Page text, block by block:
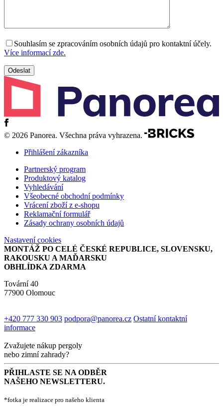
Souhlasím se zpracováním osobních údajů pro kontaktní účely.
Více informací zde.
© 2026 Panorea. Všechna práva vyhrazena.
Přihlášení zákazníka
Partnerský program
Produktový katalog
Vyhledávání
Všeobecné obchodní podmínky
Vrácení zboží z e-shopu
Reklamační formulář
Zásady ochrany osobních údajů
Nastavení cookies
MONTÁŽ PO CELÉ ČESKÉ REPUBLICE, SLOVENSKU,
RAKOUSKU A MAĎARSKU
OBHLÍDKA ZDARMA
Tovární 40
77900 Olomouc
+420 777 330 903 podpora@panorea.cz Ostatní kontaktní
informace
Zvažujete nákup pergoly
nebo zimní zahrady?
PŘIHLASTE SE NA ODBĚR
NAŠEHO NEWSLETTERU.
*fotka je realizace pro našeho klienta